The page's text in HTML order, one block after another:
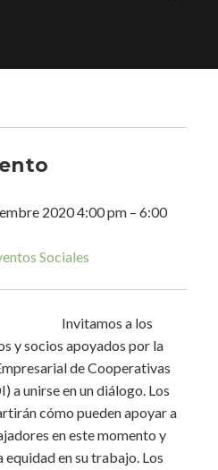
2020 4:00 pm – 6:00
Sociales
Invitamos a los
y socios apoyados por la
de Cooperativas
a unirse en un diálogo. Los
cómo pueden apoyar a
en este momento y
en su trabajo. Los